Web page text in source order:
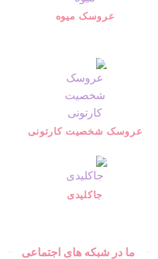
عروسک میوه
عروسک شخصیت کارتونی
جاکلیدی
ما در شبکه های اجتماعی